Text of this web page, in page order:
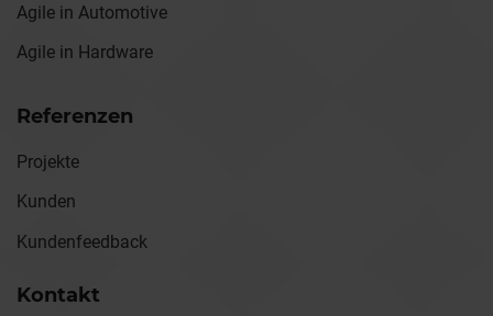
Agile in Automotive
Agile in Hardware
Referenzen
Projekte
Kunden
Kundenfeedback
Kontakt